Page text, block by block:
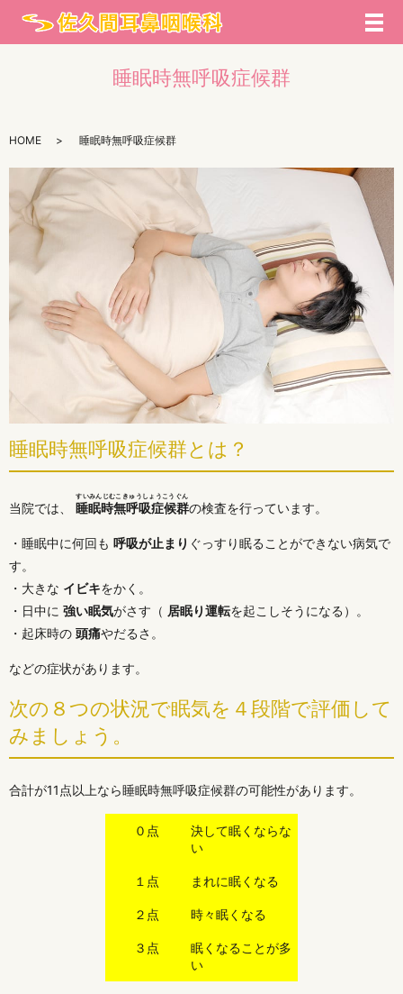
メ
睡眠時無呼吸症候群
HOME 睡眠時無呼吸症候群
睡眠時無呼吸症候群とは？
当院では、 睡眠時無呼吸症候群
すいみんじむこきゅうしょうこうぐん
の検査を行っています。
・睡眠中に何回も 呼吸が止まり ぐっすり眠ることができない病気で
す。
・大きな イビキをかく。
・日中に 強い眠気がさす（ 居眠り運転を起こしそうになる）。
・起床時の 頭痛やだるさ。
などの症状があります。
次の８つの状況で眠気を４段階で評価して
みましょう。
合計が11点以上なら睡眠時無呼吸症候群の可能性があります。
０点
決して眠くならな
い
１点 まれに眠くなる
２点 時々眠くなる
３点
眠くなることが多
い